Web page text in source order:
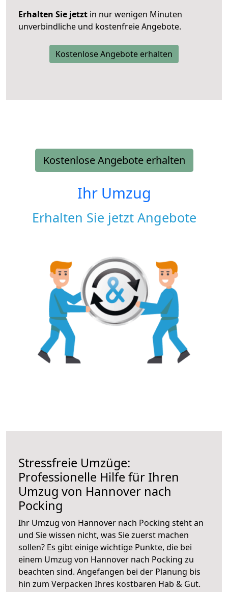
Erhalten Sie jetzt in nur wenigen Minuten
unverbindliche und kostenfreie Angebote.
Kostenlose Angebote erhalten
Kostenlose Angebote erhalten
Ihr Umzug
Erhalten Sie jetzt Angebote
Stressfreie Umzüge:
Professionelle Hilfe für Ihren
Umzug von Hannover nach
Pocking
Ihr Umzug von Hannover nach Pocking steht an
und Sie wissen nicht, was Sie zuerst machen
sollen? Es gibt einige wichtige Punkte, die bei
einem Umzug von Hannover nach Pocking zu
beachten sind. Angefangen bei der Planung bis
hin zum Verpacken Ihres kostbaren Hab & Gut.